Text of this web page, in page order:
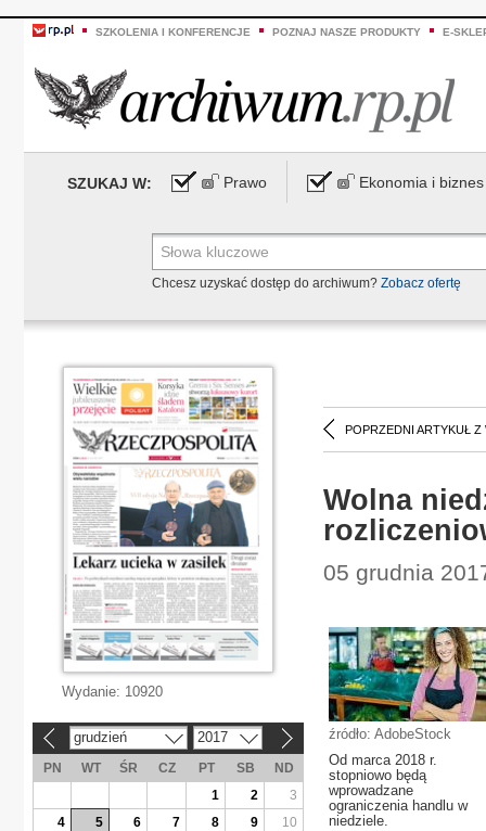
SZKOLENIA I KONFERENCJE POZNAJ NASZE PRODUKTY E-
SZUKAJ W: Prawo Ekonomia i biznes
Chcesz uzyskać dostęp do archiwum? Zobacz ofertę
POPRZEDNI ARTYKUŁ Z
Wolna
05 grudnia
źródło: AdobeStock
Od marca 2018 r.
stopniowo będą
wprowadzane
ograniczenia handlu w
niedziele.
Wydanie: 10920
grudzień 2017
PN WT ŚR CZ PT SB
ND
1
2
3
4
5 6 7 8 9
10